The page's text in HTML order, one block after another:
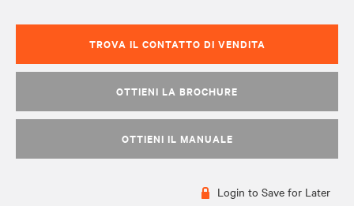
TROVA IL CONTATTO DI VENDITA
OTTIENI LA BROCHURE
OTTIENI IL MANUALE
Login to Save for Later